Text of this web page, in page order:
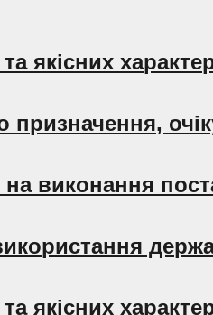
на виконання